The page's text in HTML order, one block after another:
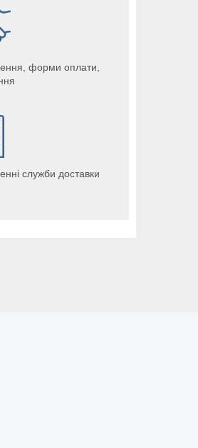
форми оплати,
служби доставки